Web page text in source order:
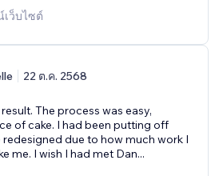
ว็บไซต์
22 ต.ค. 2568
The process was easy,
of cake. I had been putting off
due to how much work I
me. I wish I had met Dan...